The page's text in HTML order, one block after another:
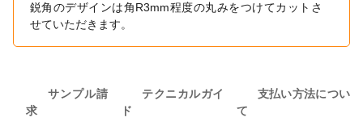
鋭角のデザインは角R3mm程度の丸みをつけてカットさ
せていただきます。
サンプル請
求
テクニカルガイ
ド
支払い方法につい
て